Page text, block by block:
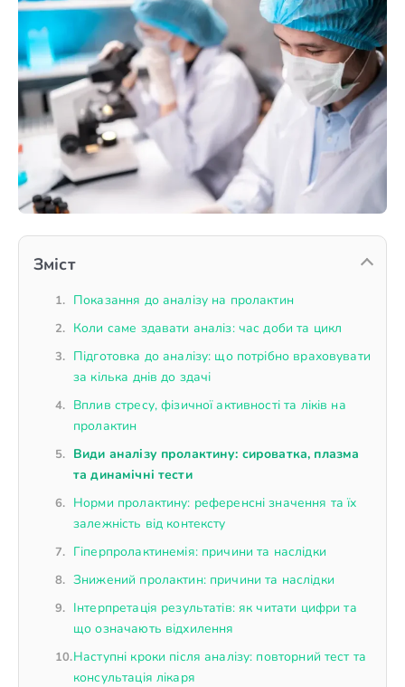
Зміст
Показання до аналізу на пролактин
Коли саме здавати аналіз: час доби та цикл
Підготовка до аналізу: що потрібно враховувати
за кілька днів до здачі
Вплив стресу, фізичної активності та ліків на
пролактин
Види аналізу пролактину: сироватка, плазма
та динамічні тести
Норми пролактину: референсні значення та їх
залежність від контексту
Гіперпролактинемія: причини та наслідки
Знижений пролактин: причини та наслідки
Інтерпретація результатів: як читати цифри та
що означають відхилення
Наступні кроки після аналізу: повторний тест та
консультація лікаря